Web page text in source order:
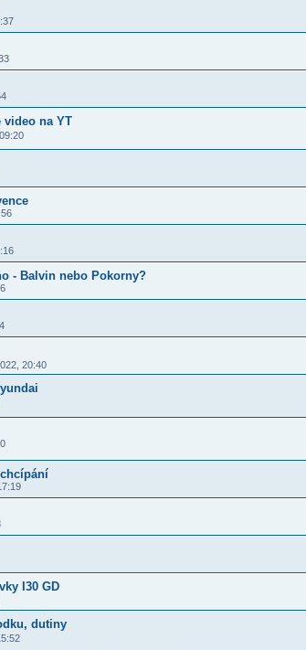
video na YT
- Balvin nebo Pokorny?
20:40
chcípání
I30 GD
dutiny